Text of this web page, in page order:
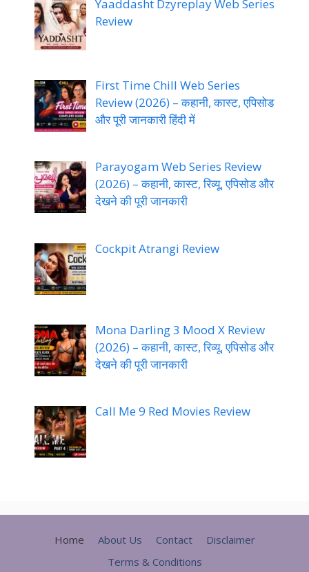
Yaaddasht Dzyreplay Web Series
Review
First Time Chill Web Series
Review (2026) – कहानी, कास्ट, एपिसोड
और पूरी जानकारी हिंदी में
Parayogam Web Series Review
(2026) – कहानी, कास्ट, रिव्यू, एपिसोड और
देखने की पूरी जानकारी
Cockpit Atrangi Review
Mona Darling 3 Mood X Review
(2026) – कहानी, कास्ट, रिव्यू, एपिसोड और
देखने की पूरी जानकारी
Call Me 9 Red Movies Review
Home About Us Contact
Disclaimer
Terms & Conditions